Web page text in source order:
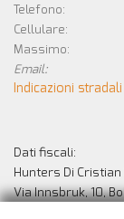
Telefono:
Cellulare:
Massimo:
Email:
Indicazioni stradali
Dati fiscali:
Hunters Di Cristian
Via Innsbruk, 10,